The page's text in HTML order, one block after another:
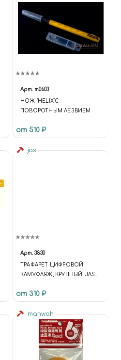
Арт. m0603
НОЖ "HELIX"С
ПОВОРОТНЫМ ЛЕЗВИЕМ
от 510 ₽
jas
Арт. 3830
ТРАФАРЕТ ЦИФРОВОЙ
КАМУФЛЯЖ, КРУПНЫЙ, JAS
от 310 ₽
manwah